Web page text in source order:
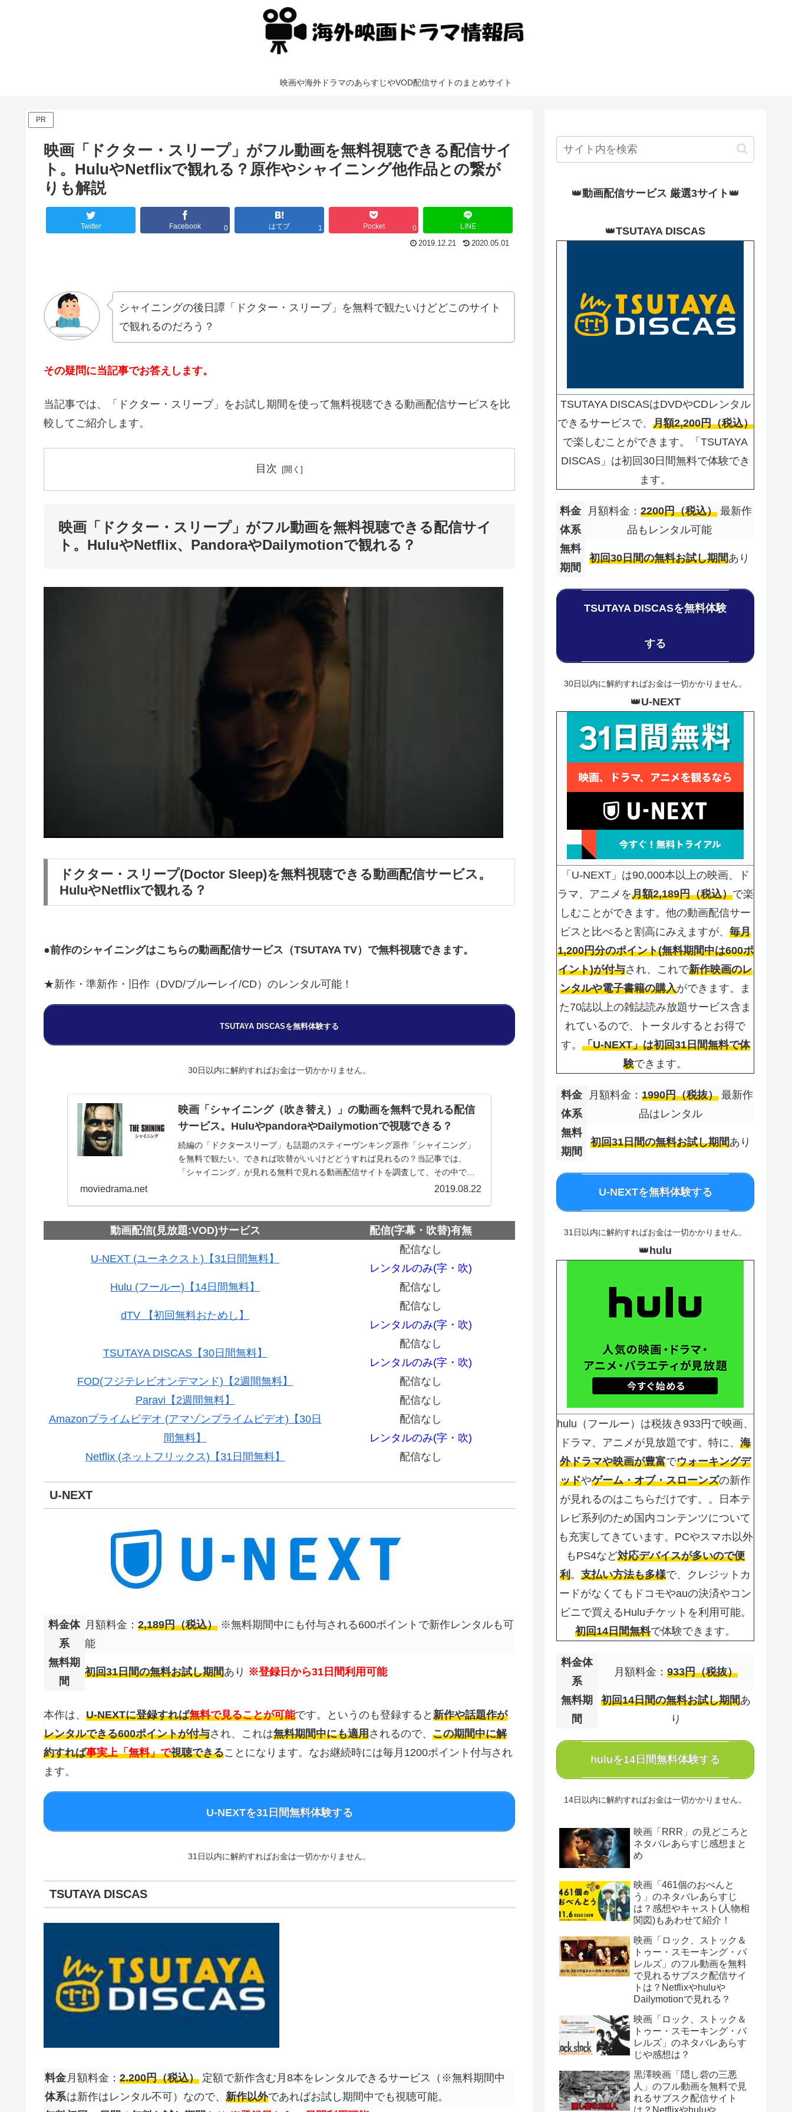
映画や海外ドラマのあらすじやVOD配信サイトのまとめサイト
PR
映画「ドクター・スリープ」がフル動画を無料視聴できる配信サイ
ト。HuluやNetflixで観れる？原作やシャイニング他作品との繋が
りも解説
Twitter Facebook 0 はてブ 1 Pocket 0 LINE
2019.12.21 2020.05.01
シャイニングの後日譚「ドクター・スリープ」を無料で観たいけどどこのサイト
で観れるのだろう？
その疑問に当記事でお答えします。
当記事では、「ドクター・スリープ」をお試し期間を使って無料視聴できる動画配信サービスを比
較してご紹介します。
目次
映画「ドクター・スリープ」がフル動画を無料視聴できる配信サイ
ト。HuluやNetflix、PandoraやDailymotionで観れる？
ドクター・スリープ(Doctor Sleep)を無料視聴できる動画配信サービス。
HuluやNetflixで観れる？
●前作のシャイニングはこちらの動画配信サービス（TSUTAYA TV）で無料視聴できます。
★新作・準新作・旧作（DVD/ブルーレイ/CD）のレンタル可能！
TSUTAYA DISCASを無料体験する
30日以内に解約すればお金は一切かかりません。
映画「シャイニング（吹き替え）」の動画を無料で見れる配信
サービス。HuluやpandoraやDailymotionで視聴できる？
続編の「ドクタースリープ」も話題のスティーヴンキング原作「シャイニング」
を無料で観たい、できれば吹替がいいけどどうすれば見れるの？当記事では、
「シャイニング」が見れる無料で見れる動画配信サイトを調査して、その中でお
moviedrama.net 2019.08.22
動画配信(見放題:VOD)サービス 配信(字幕・吹替)有無
U-NEXT (ユーネクスト)【31日間無料】
配信なし
レンタルのみ(字・吹)
Hulu (フールー)【14日間無料】
配信なし
dTV 【初回無料おためし】
配信なし
レンタルのみ(字・吹)
TSUTAYA DISCAS【30日間無料】
配信なし
レンタルのみ(字・吹)
FOD(フジテレビオンデマンド)【2週間無料】
配信なし
Paravi【2週間無料】
配信なし
Amazonプライムビデオ (アマゾンプライムビデオ)【30日
間無料】
配信なし
レンタルのみ(字・吹)
Netflix (ネットフリックス)【31日間無料】
配信なし
U-NEXT
料金体
系
月額料金： 2,189円（税込） ※無料期間中にも付与される600ポイントで新作レンタルも可
能
無料期
間
初回31日間の無料お試し期間あり ※登録日から31日間利用可能
本作は、 U-NEXTに登録すれば無料で見ることが可能です。というのも登録すると 新作や話題作が
レンタルできる600ポイントが付与され、これは無料期間中にも適用されるので、 この期間中に解
約すれば事実上「無料」で視聴できることになります。なお継続時には毎月1200ポイント付与され
ます。
U-NEXTを31日間無料体験する
31日以内に解約すればお金は一切かかりません。
TSUTAYA DISCAS
料金
体系
月額料金： 2.200円（税込） 定額で新作含む月8本をレンタルできるサービス（※無料期間中
は新作はレンタル不可）なので、 新作以外であればお試し期間中でも視聴可能。
👑動画配信サービス 厳選3サイト 👑
👑TSUTAYA DISCAS
TSUTAYA DISCASはDVDやCDレンタル
できるサービスで、 月額2,200円（税込）
で楽しむことができます。「TSUTAYA
DISCAS」は初回30日間無料で体験でき
ます。
料金
体系
月額料金： 2200円（税込）最新作
品もレンタル可能
無料
期間
初回30日間の無料お試し期間あり
TSUTAYA DISCASを無料体験
する
30日以内に解約すればお金は一切かかりません。
👑U-NEXT
「U-NEXT」は90,000本以上の映画、ド
ラマ、アニメを月額2,189円（税込）で楽
しむことができます。他の動画配信サー
ビスと比べると割高にみえますが、 毎月
1,200円分のポイント(無料期間中は600ポ
イント)が付与され、これで新作映画のレ
ンタルや電子書籍の購入ができます。ま
た70誌以上の雑誌読み放題サービス含ま
れているので、トータルするとお得で
す。 「U-NEXT」は初回31日間無料で体
験できます。
料金
体系
月額料金： 1990円（税抜）最新作
品はレンタル
無料
期間
初回31日間の無料お試し期間あり
U-NEXTを無料体験する
31日以内に解約すればお金は一切かかりません。
👑hulu
hulu（フールー）は税抜き933円で映画、
ドラマ、アニメが見放題です。特に、 海
外ドラマや映画が豊富でウォーキングデ
ッドやゲーム・オブ・スローンズの新作
が見れるのはこちらだけです。。日本テ
レビ系列のため国内コンテンツについて
も充実してきています。PCやスマホ以外
もPS4など対応デバイスが多いので便
利。 支払い方法も多様で、クレジットカ
ードがなくてもドコモやauの決済やコン
ビニで買えるHuluチケットを利用可能。
初回14日間無料で体験できます。
料金体
系
月額料金： 933円（税抜）
無料期
間
初回14日間の無料お試し期間あ
り
huluを14日間無料体験する
14日以内に解約すればお金は一切かかりません。
映画「RRR」の見どころと
ネタバレあらすじ感想まと
め
映画「461個のおべんと
う」のネタバレあらすじ
は？感想やキャスト(人物相
関図)もあわせて紹介！
映画「ロック、ストック＆
トゥー・スモーキング・バ
レルズ」のフル動画を無料
で見れるサブスク配信サイ
トは？Netflixやhuluや
Dailymotionで見れる？
映画「ロック、ストック＆
トゥー・スモーキング・バ
レルズ」のネタバレあらす
じや感想は？
黒澤映画「隠し砦の三悪
人」のフル動画を無料で見
れるサブスク配信サイト